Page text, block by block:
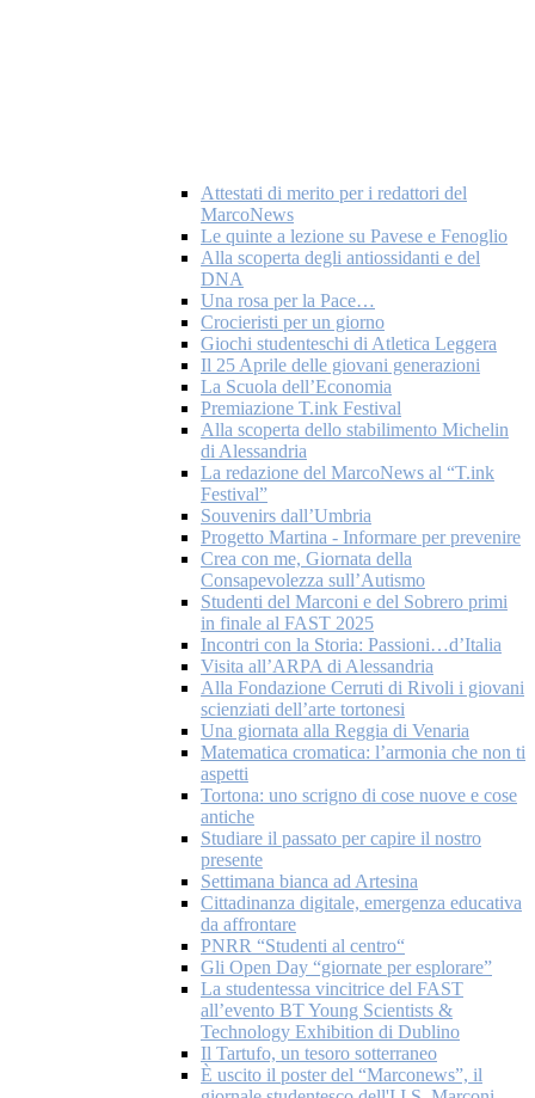
Attestati di merito per i redattori del
MarcoNews
Le quinte a lezione su Pavese e Fenoglio
Alla scoperta degli antiossidanti e del
DNA
Una rosa per la Pace…
Crocieristi per un giorno
Giochi studenteschi di Atletica Leggera
Il 25 Aprile delle giovani generazioni
La Scuola dell’Economia
Premiazione T.ink Festival
Alla scoperta dello stabilimento Michelin
di Alessandria
La redazione del MarcoNews al “T.ink
Festival”
Souvenirs dall’Umbria
Progetto Martina - Informare per prevenire
Crea con me, Giornata della
Consapevolezza sull’Autismo
Studenti del Marconi e del Sobrero primi
in finale al FAST 2025
Incontri con la Storia: Passioni…d’Italia
Visita all’ARPA di Alessandria
Alla Fondazione Cerruti di Rivoli i giovani
scienziati dell’arte tortonesi
Una giornata alla Reggia di Venaria
Matematica cromatica: l’armonia che non ti
aspetti
Tortona: uno scrigno di cose nuove e cose
antiche
Studiare il passato per capire il nostro
presente
Settimana bianca ad Artesina
Cittadinanza digitale, emergenza educativa
da affrontare
PNRR “Studenti al centro“
Gli Open Day “giornate per esplorare”
La studentessa vincitrice del FAST
all’evento BT Young Scientists &
Technology Exhibition di Dublino
Il Tartufo, un tesoro sotterraneo
È uscito il poster del “Marconews”, il